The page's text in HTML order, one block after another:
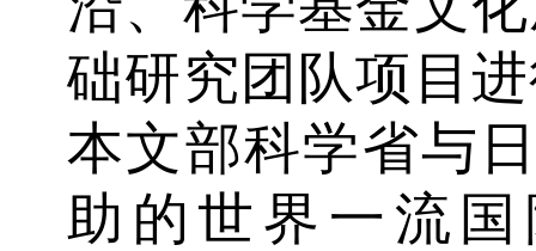
础研究团队项目
本文部科学省与
助的世界一流